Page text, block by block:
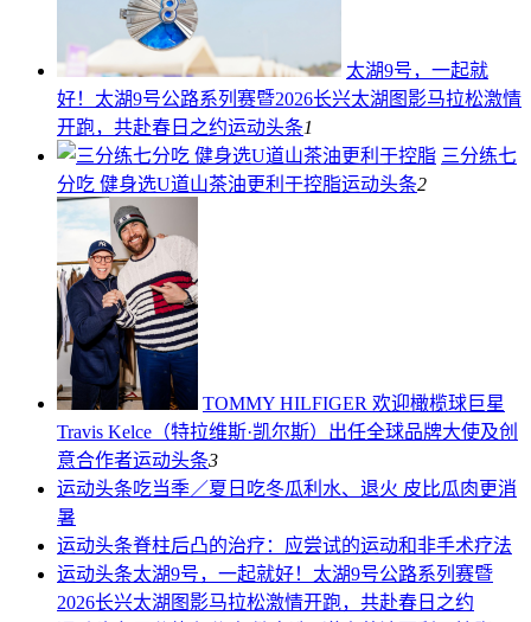
太湖9号，一起就
好！太湖9号公路系列赛暨2026长兴太湖图影马拉松激情
开跑，共赴春日之约运动头条1
三分练七
分吃 健身选U道山茶油更利于控脂运动头条2
TOMMY HILFIGER 欢迎橄榄球巨星
Travis Kelce（特拉维斯·凯尔斯）出任全球品牌大使及创
意合作者运动头条3
运动头条吃当季／夏日吃冬瓜利水、退火 皮比瓜肉更消
暑
运动头条脊柱后凸的治疗：应尝试的运动和非手术疗法
运动头条太湖9号，一起就好！太湖9号公路系列赛暨
2026长兴太湖图影马拉松激情开跑，共赴春日之约